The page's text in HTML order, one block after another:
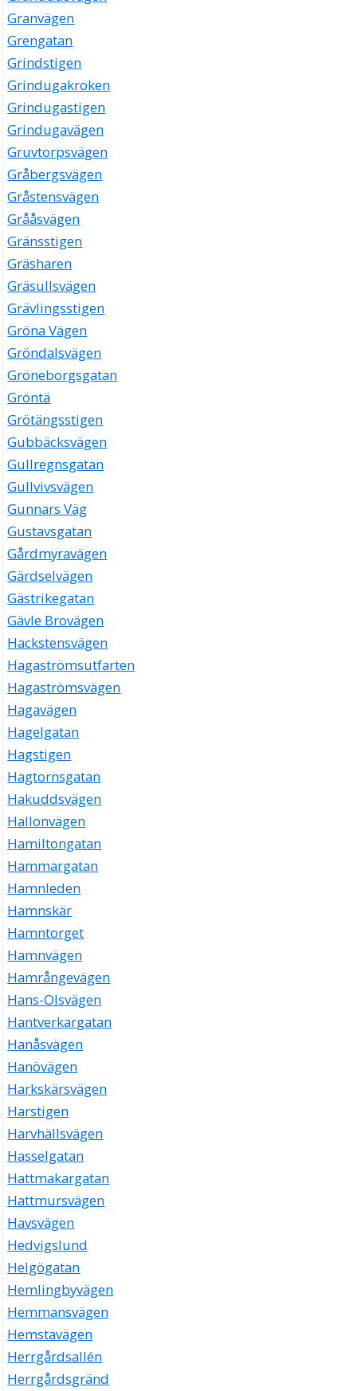
Granvägen
Grengatan
Grindstigen
Grindugakroken
Grindugastigen
Grindugavägen
Gruvtorpsvägen
Gråbergsvägen
Gråstensvägen
Grååsvägen
Gränsstigen
Gräsharen
Gräsullsvägen
Grävlingsstigen
Gröna Vägen
Gröndalsvägen
Gröneborgsgatan
Gröntä
Grötängsstigen
Gubbäcksvägen
Gullregnsgatan
Gullvivsvägen
Gunnars Väg
Gustavsgatan
Gårdmyravägen
Gärdselvägen
Gästrikegatan
Gävle Brovägen
Hackstensvägen
Hagaströmsutfarten
Hagaströmsvägen
Hagavägen
Hagelgatan
Hagstigen
Hagtornsgatan
Hakuddsvägen
Hallonvägen
Hamiltongatan
Hammargatan
Hamnleden
Hamnskär
Hamntorget
Hamnvägen
Hamrångevägen
Hans-Olsvägen
Hantverkargatan
Hanåsvägen
Hanövägen
Harkskärsvägen
Harstigen
Harvhällsvägen
Hasselgatan
Hattmakargatan
Hattmursvägen
Havsvägen
Hedvigslund
Helgögatan
Hemlingbyvägen
Hemmansvägen
Hemstavägen
Herrgårdsallén
Herrgårdsgränd